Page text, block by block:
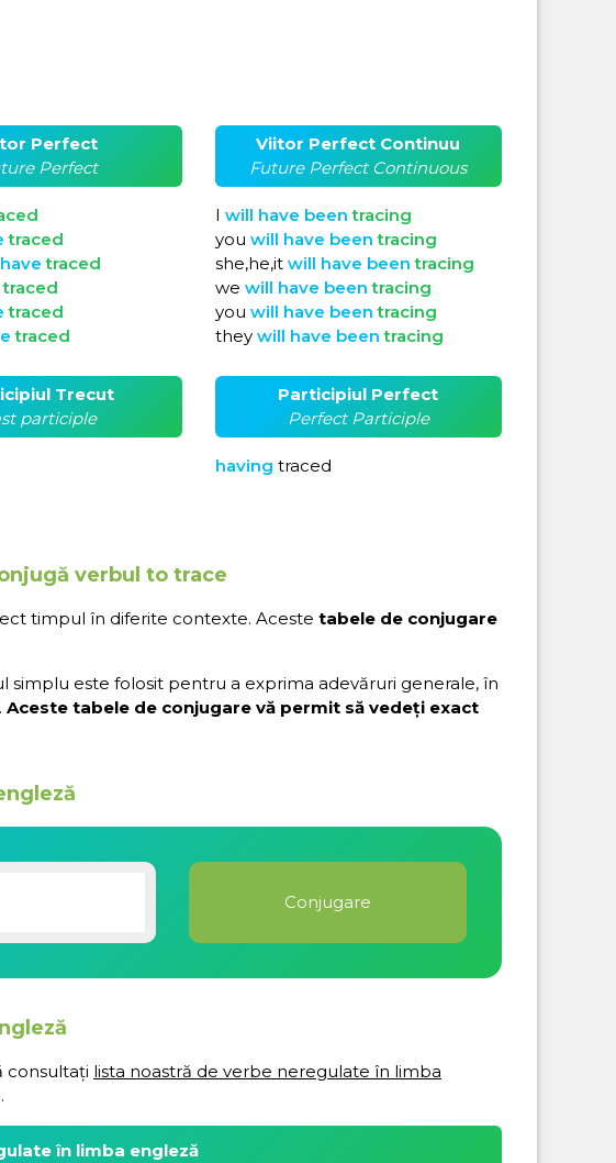
Perfect
Perfect
traced
havetraced
traced
traced
traced
Viitor Perfect Continuu
Future Perfect Continuous
I will have beentracing
you will have beentracing
she,he,it will have beentracing
we will have beentracing
you will have beentracing
they will have beentracing
Trecut
participle
Participiul Perfect
Perfect Participle
having traced
verbul to trace
timpul în diferite contexte. Aceste tabele de conjugare
este folosit pentru a exprima adevăruri generale, în
Aceste tabele de conjugare vă permit să vedeți exact
consultați lista noastră de verbe neregulate în limba
în limba engleză